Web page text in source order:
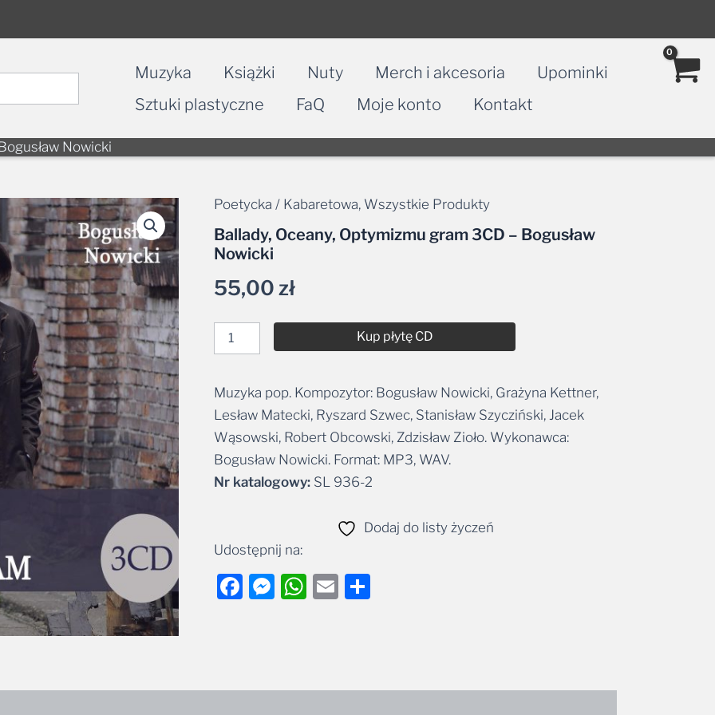
Muzyka Książki Nuty Merch i akcesoria
Upominki
Sztuki plastyczne
FaQ Moje konto Kontakt
Nowicki
Poetycka / Kabaretowa, Wszystkie Produkty
Ballady, Oceany, Optymizmu gram 3CD – Bogusław
Nowicki
55,00zł
ilość
Oceany,
Optymizmu
3CD
Nowicki
Kup płytę CD
Alternative:
Muzyka pop. Kompozytor: Bogusław Nowicki, Grażyna Kettner,
Lesław Matecki, Ryszard Szwec, Stanisław Szycziński, Jacek
Wąsowski, Robert Obcowski, Zdzisław Zioło. Wykonawca:
Bogusław Nowicki. Format: MP3, WAV.
Nr katalogowy:SL 936-2
Dodaj do listy życzeń
Udostępnij na:
Facebook
Messenger
WhatsApp
EmailShare